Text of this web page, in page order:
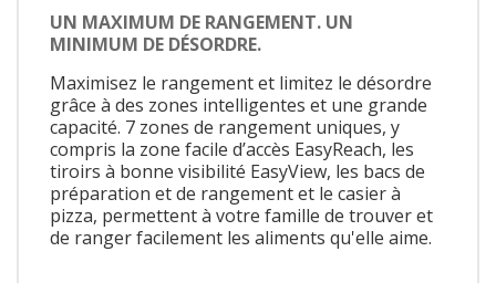
UN MAXIMUM DE RANGEMENT. UN
MINIMUM DE DÉSORDRE.
Maximisez le rangement et limitez le désordre
grâce à des zones intelligentes et une grande
capacité. 7 zones de rangement uniques, y
compris la zone facile d’accès EasyReach, les
tiroirs à bonne visibilité EasyView, les bacs de
préparation et de rangement et le casier à
pizza, permettent à votre famille de trouver et
de ranger facilement les aliments qu'elle aime.